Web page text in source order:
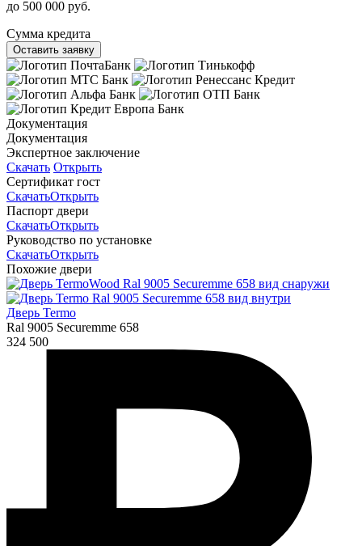
до 500 000 руб.
Сумма кредита
Оставить заявку
Документация
Документация
Экспертное заключение
Скачать Открыть
Сертификат гост
СкачатьОткрыть
Паспорт двери
СкачатьОткрыть
Руководство по установке
СкачатьОткрыть
Похожие двери
Дверь Termo
Ral 9005 Securemme 658
324 500